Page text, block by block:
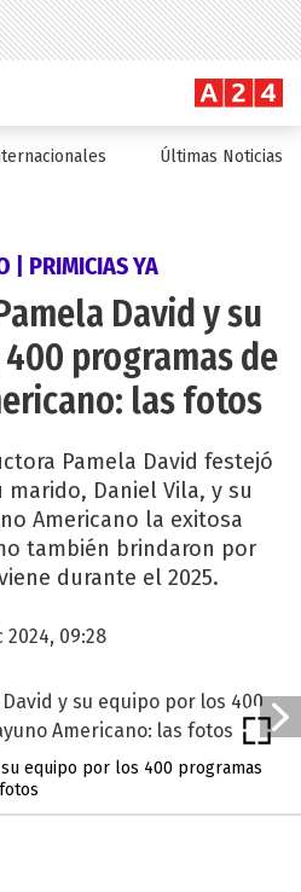
Últimas Noticias
| PRIMICIAS YA
David y su
programas de
las fotos
Pamela David festejó
Daniel Vila, y su
Americano la exitosa
también brindaron por
durante el 2025.
2024, 09:28
equipo por los 400 programas